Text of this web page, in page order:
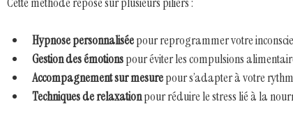
Hypnose personnalisée pour reprogrammer votre
Gestion des émotions pour éviter les compulsions
Accompagnement sur mesure pour s’adapter à votre
Techniques de relaxation pour réduire le stress lié à la